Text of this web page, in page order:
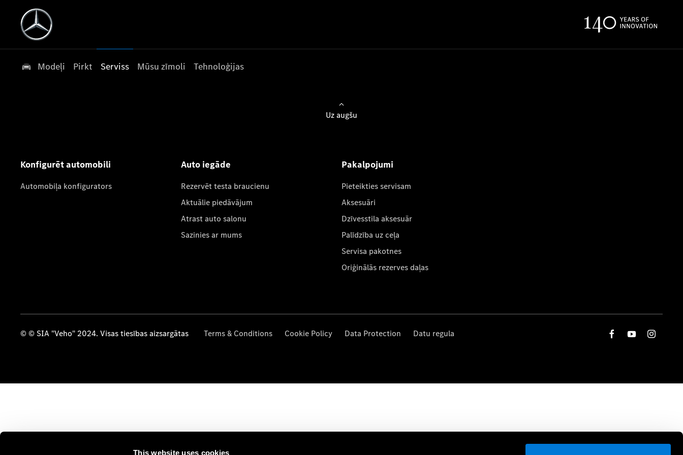
This website uses cookies
Modeļi Pirkt Serviss Mūsu zīmoli Tehnoloģijas
Uz augšu
Konfigurēt automobili
Automobiļa konfigurators
Auto iegāde
Rezervēt testa braucienu
Aktuālie piedāvājum
Atrast auto salonu
Sazinies ar mums
Pakalpojumi
Pieteikties servisam
Aksesuāri
Dzīvesstila aksesuār
Palīdzība uz ceļa
Servisa pakotnes
Oriģinālās rezerves daļas
© © SIA "Veho" 2024. Visas tiesības aizsargātas Terms & Conditions Cookie Policy Data Protection Datu regula